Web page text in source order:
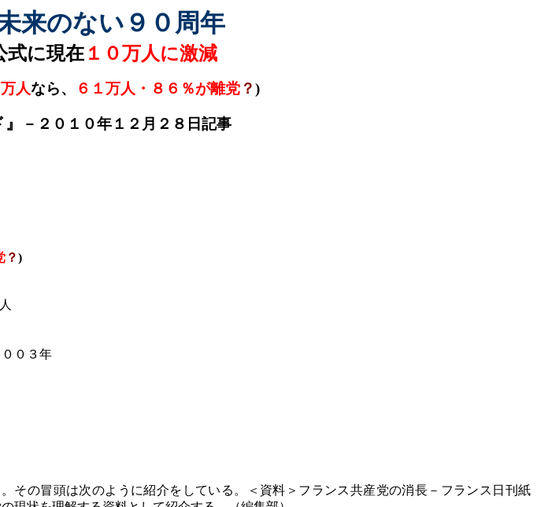
来のない９０周年
式に現在１０万人に激減
人なら、 ６１万人・８６％が離党？)
－２０１０年１２月２８日記事
？)
００３年
の冒頭は次のように紹介をしている。＜資料＞フランス共産党の消長－フランス日刊紙